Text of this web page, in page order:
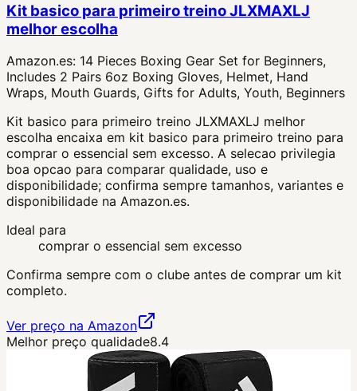
Kit basico para primeiro treino JLXMAXLJ
melhor escolha
Amazon.es: 14 Pieces Boxing Gear Set for Beginners,
Includes 2 Pairs 6oz Boxing Gloves, Helmet, Hand
Wraps, Mouth Guards, Gifts for Adults, Youth, Beginners
Kit basico para primeiro treino JLXMAXLJ melhor
escolha encaixa em kit basico para primeiro treino para
comprar o essencial sem excesso. A selecao privilegia
boa opcao para comparar qualidade, uso e
disponibilidade; confirma sempre tamanhos, variantes e
disponibilidade na Amazon.es.
Ideal para
comprar o essencial sem excesso
Confirma sempre com o clube antes de comprar um kit
completo.
Ver preço na Amazon
Melhor preço qualidade8.4